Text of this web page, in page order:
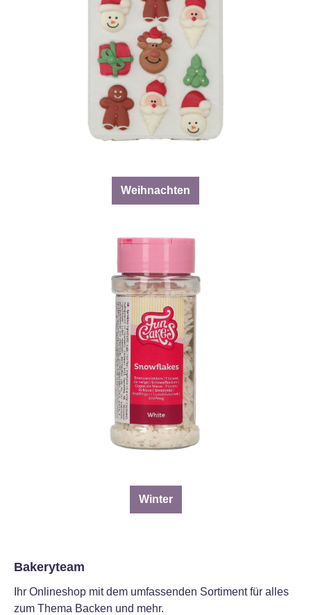
Weihnachten
Winter
Bakeryteam
Ihr Onlineshop mit dem umfassenden Sortiment für alles
zum Thema Backen und mehr.